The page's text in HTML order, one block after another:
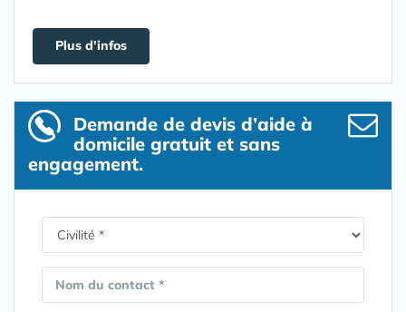
Plus d'infos
Demande de devis d’aide à
domicile gratuit et sans
engagement.
Nom du contact *